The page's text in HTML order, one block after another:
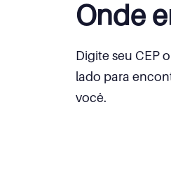
Onde
Digite seu CEP
lado para
você.